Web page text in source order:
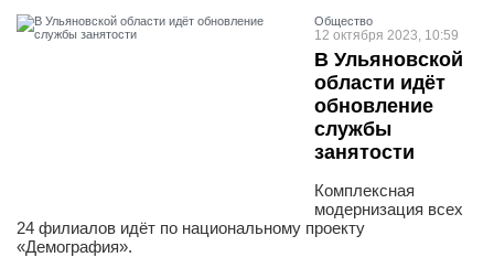
Общество
12 октября 2023, 10:59
В Ульяновской
области идёт
обновление
службы
занятости
Комплексная
модернизация всех
24 филиалов идёт по национальному проекту
«Демография».